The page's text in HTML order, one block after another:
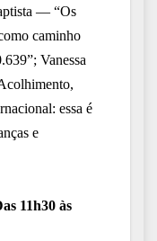
— “Os
caminho
Vanessa
essa é
e
11h30 às